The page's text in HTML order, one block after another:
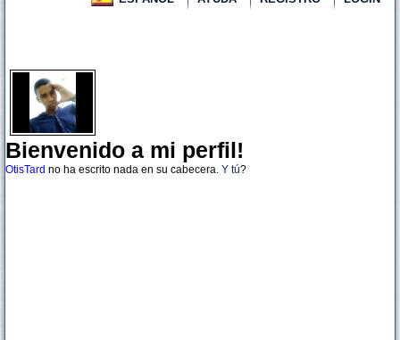
Bienvenido a mi perfil!
OtisTard no ha escrito nada en su cabecera. Y tú?